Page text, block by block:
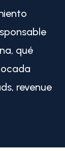
qué
revenue